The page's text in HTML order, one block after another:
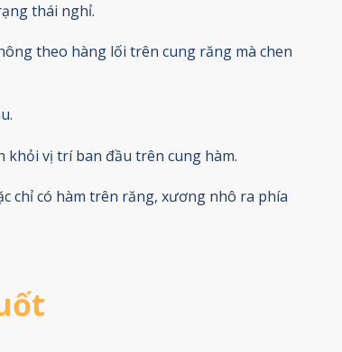
thái nghỉ.
theo hàng lối trên cung răng mà chen
khỏi vị trí ban đầu trên cung hàm.
chỉ có hàm trên răng, xương nhô ra phía